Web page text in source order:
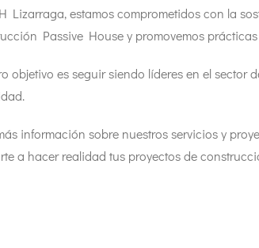
Lizarraga, estamos comprometidos con la
Passive House y promovemos
objetivo es seguir siendo líderes en el
más información sobre nuestros servicios y
a hacer realidad tus proyectos de